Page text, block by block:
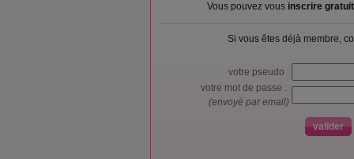
Vous pouvez vous inscrire
Si vous êtes déjà membre,
votre pseudo :
votre mot de passe :
(envoyé par email)